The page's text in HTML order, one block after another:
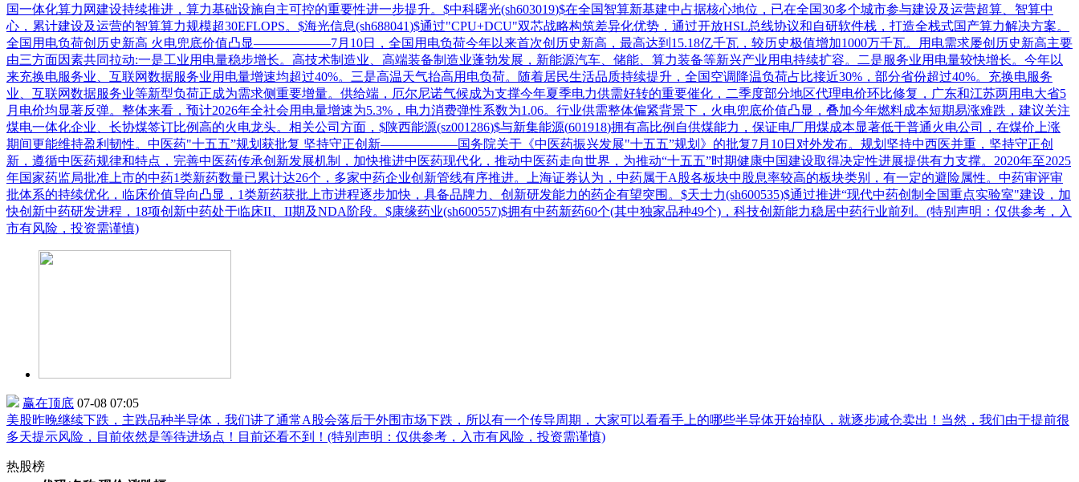
国一体化算力网建设持续推进，算力基础设施自主可控的重要性进一步提升。$中科曙光(sh603019)$在全国智算新基建中占据核心地位，已在全国30多个城市参与建设及运营超算、智算中
心，累计建设及运营的智算算力规模超30EFLOPS。$海光信息(sh688041)$通过"CPU+DCU"双芯战略构筑差异化优势，通过开放HSL总线协议和自研软件栈，打造全栈式国产算力解决方案。
全国用电负荷创历史新高 火电兜底价值凸显——————7月10日，全国用电负荷今年以来首次创历史新高，最高达到15.18亿千瓦，较历史极值增加1000万千瓦。用电需求屡创历史新高主要
由三方面因素共同拉动:一是工业用电量稳步增长。高技术制造业、高端装备制造业蓬勃发展，新能源汽车、储能、算力装备等新兴产业用电持续扩容。二是服务业用电量较快增长。今年以
来充换电服务业、互联网数据服务业用电量增速均超过40%。三是高温天气抬高用电负荷。随着居民生活品质持续提升，全国空调降温负荷占比接近30%，部分省份超过40%。充换电服务
业、互联网数据服务业等新型负荷正成为需求侧重要增量。供给端，厄尔尼诺气候成为支撑今年夏季电力供需好转的重要催化，二季度部分地区代理电价环比修复，广东和江苏两用电大省5
月电价均显著反弹。整体来看，预计2026年全社会用电量增速为5.3%，电力消费弹性系数为1.06。行业供需整体偏紧背景下，火电兜底价值凸显，叠加今年燃料成本短期易涨难跌，建议关注
煤电一体化企业、长协煤签订比例高的火电龙头。相关公司方面，$陕西能源(sz001286)$与新集能源(601918)拥有高比例自供煤能力，保证电厂用煤成本显著低于普通火电公司，在煤价上涨
期间更能维持盈利韧性。中医药"十五五”规划获批复 坚持守正创新——————国务院关于《中医药振兴发展"十五五”规划》的批复7月10日对外发布。规划坚持中西医并重，坚持守正创
新，遵循中医药规律和特点，完善中医药传承创新发展机制，加快推进中医药现代化，推动中医药走向世界，为推动“十五五”时期健康中国建设取得决定性进展提供有力支撑。2020年至2025
年国家药监局批准上市的中药1类新药数量已累计达26个，多家中药企业创新管线有序推进。上海证券认为，中药属于A股各板块中股息率较高的板块类别，有一定的避险属性。中药审评审
批体系的持续优化，临床价值导向凸显，1类新药获批上市进程逐步加快，具备品牌力、创新研发能力的药企有望突围。$天士力(sh600535)$通过推进“现代中药创制全国重点实验室"建设，加
快创新中药研发进程，18项创新中药处于临床II、II期及NDA阶段。$康缘药业(sh600557)$拥有中药新药60个(其中独家品种49个)，科技创新能力稳居中药行业前列。(特别声明：仅供参考，入
市有风险，投资需谨慎)
赢在顶底 07-08 07:05
美股昨晚继续下跌，主跌品种半导体，我们讲了通常A股会落后于外围市场下跌，所以有一个传导周期，大家可以看看手上的哪些半导体开始掉队，就逐步减仓卖出！当然，我们由于提前很
多天提示风险，目前依然是等待进场点！目前还看不到！(特别声明：仅供参考，入市有风险，投资需谨慎)
热股榜